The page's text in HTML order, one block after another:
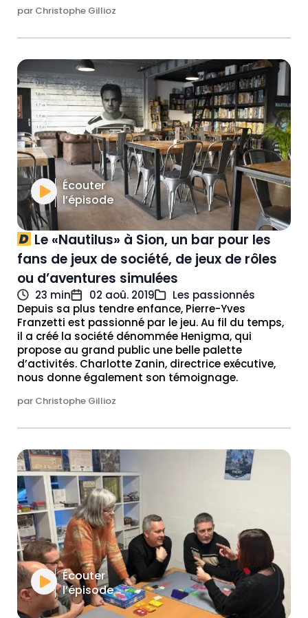
par Christophe Gillioz
Écouter
l’épisode
Le «Nautilus» à Sion, un bar pour les
fans de jeux de société, de jeux de rôles
ou d’aventures simulées
23 min 02 aoû. 2019
Les passionnés
Depuis sa plus tendre enfance, Pierre-Yves
Franzetti est passionné par le jeu. Au fil du temps,
il a créé la société dénommée Henigma, qui
propose au grand public une belle palette
d’activités. Charlotte Zanin, directrice exécutive,
nous donne également son témoignage.
par Christophe Gillioz
Écouter
l’épisode